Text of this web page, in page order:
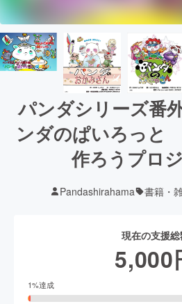
パンダシリーズ番
ンダのぱいろっと
作ろうプロ
Pandashirahama 書籍・
現在の支援
5,000
1%達成